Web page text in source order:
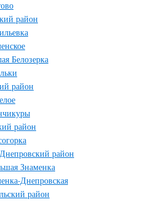
район
Белозерка
район
район
район
Знаменка
Днепровская
район